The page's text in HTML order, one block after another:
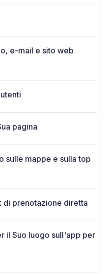
e-mail e sito web
pagina
sulle mappe e sulla top
di prenotazione diretta
il Suo luogo sull'app per